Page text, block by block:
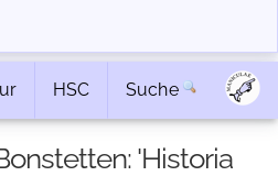
HSC Suche
'Historia